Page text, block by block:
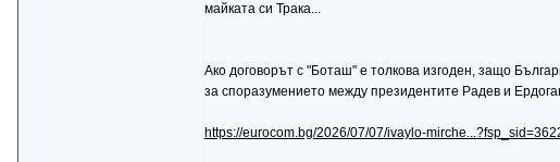
майката си Трака...
Ако договорът с "Боташ" е толкова изгоден, защо
за споразумението между президентите Радев и
https://eurocom.bg/2026/07/07/ivaylo-